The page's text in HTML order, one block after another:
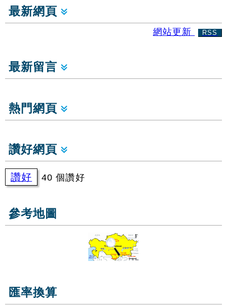
最新網頁
網站更新 RSS
最新留言
熱門網頁
讚好網頁
讚好 40 個讚好
參考地圖
匯率換算